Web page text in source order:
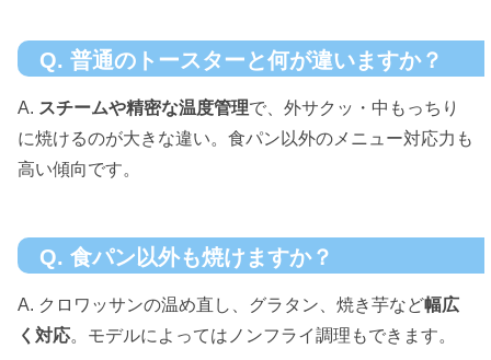
Q. 普通のトースターと何が違いますか？
A. スチームや精密な温度管理で、外サクッ・中もっちり
に焼けるのが大きな違い。食パン以外のメニュー対応力も
高い傾向です。
Q. 食パン以外も焼けますか？
A. クロワッサンの温め直し、グラタン、焼き芋など幅広
く対応。モデルによってはノンフライ調理もできます。